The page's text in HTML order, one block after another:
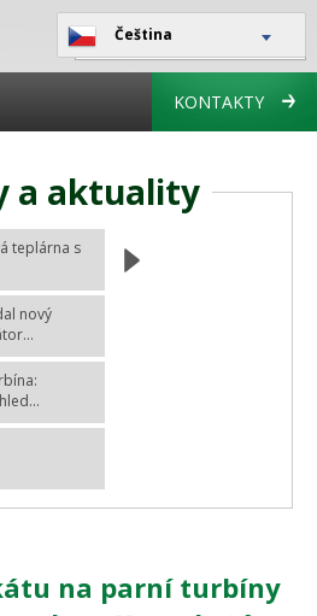
Čeština
KONTAKTY
a aktuality
teplárna s
nový
na parní turbíny